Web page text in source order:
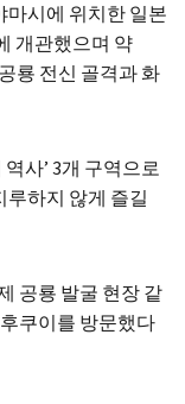
시에 위치한 일본
개관했으며 약
룡 전신 골격과 화
역사’ 3개 구역으로
하지 않게 즐길
공룡 발굴 현장 같
쿠이를 방문했다